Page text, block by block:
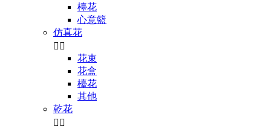
檯花
心意籃
仿真花
 
花束
花盒
檯花
其他
乾花
 